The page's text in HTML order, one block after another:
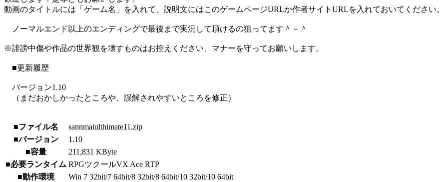
動画のタイトルには「ゲーム名」を入れて、説明文にはこのゲームページURLか作者サイトURLを入れておいてください。
ノーマルエンド以上のエンディングで最後まで実況して頂けるの狙ってます＾－＾
※誹謗中傷や作品の世界観を壊すものはお控えください。マナーを守ってお願いします。
■更新履歴
バージョン1.10
（まだおかしかったところや、誤解されやすいところを修正）
■ファイル名
sannmaiulthimate11.zip
■バージョン
1.10
■容量
211,831 KByte
■必要ランタイム RPGツクールVX Ace RTP
■動作環境
Win 7 32bit/7 64bit/8 32bit/8 64bit/10 32bit/10 64bit